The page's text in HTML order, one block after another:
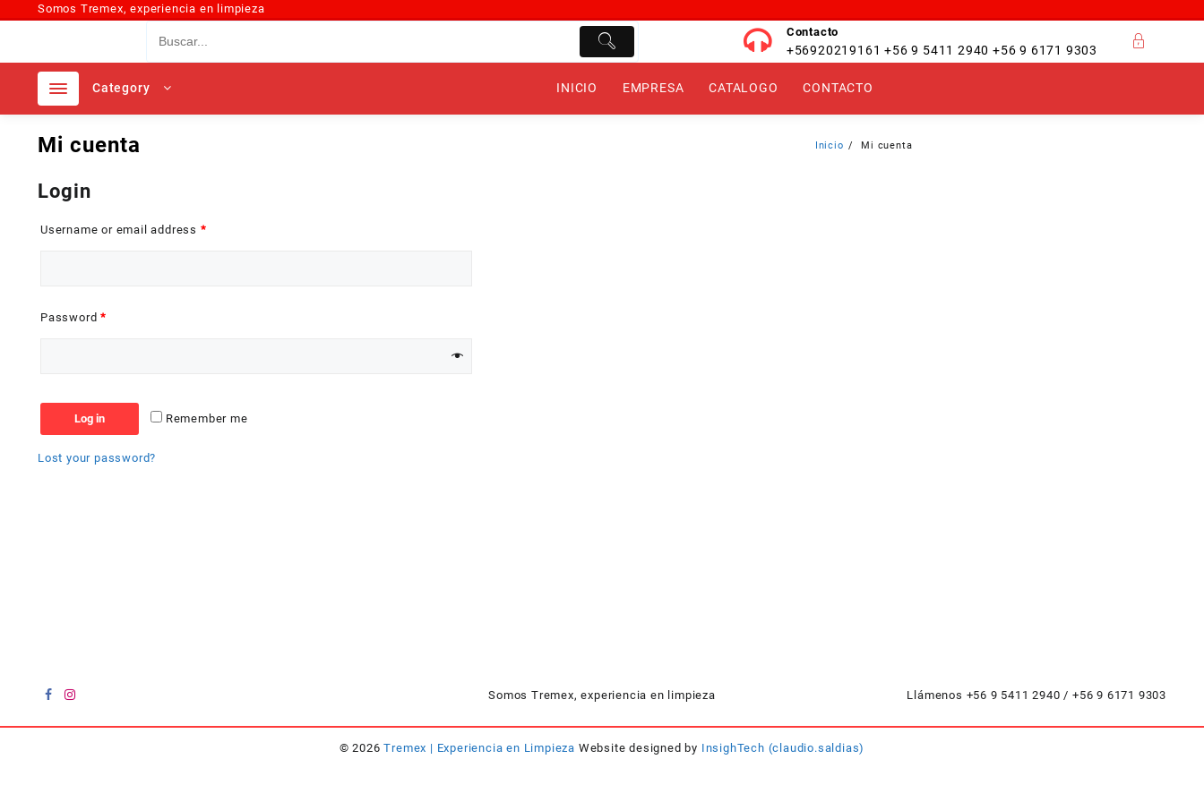
Somos Tremex, experiencia en limpieza
Contacto
+56920219161 +56 9 5411 2940 +56 9 6171 9303
Category INICIO EMPRESA CATALOGO CONTACTO
Mi cuenta Inicio Mi cuenta
Login
Username or email address *
Password*
Remember me
Log in
Lost your password?
Somos Tremex, experiencia en limpieza Llámenos +56 9 5411 2940 / +56 9 6171 9303
© 2026Tremex | Experiencia en Limpieza Website designed by InsighTech (claudio.saldias)